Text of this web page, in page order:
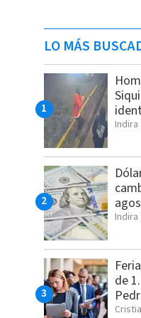
LO MÁS
Indira
Indira
de